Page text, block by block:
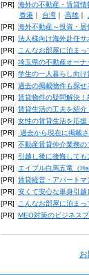
[PR] 海外の不動産・賃貸情
香港｜ 台湾｜ 高雄｜
[PR] 海外不動産～投資・居
[PR] 法人様向け海外赴任サ
[PR]
こんなお部屋に泊ま
[PR] 埼玉県の不動産オーナ
[PR] 学生の一人暮らし向け
[PR] 過去の掲載物件も探せ
[PR] 賃貸物件の疑問解決
[PR] 賃貸生活の工夫を紹介
[PR] 女性の賃貸生活を応援
[PR]
過去から現在に掲載
[PR] 不動産賃貸仲介業務の
[PR]
引越し後に後悔して
[PR]
エイブル白馬五竜（
[PR] 賃貸経営・アパートマ
[PR] 安くて安心な単身引越
[PR]
こんなお部屋に泊ま
[PR] MEO対策のビジネス